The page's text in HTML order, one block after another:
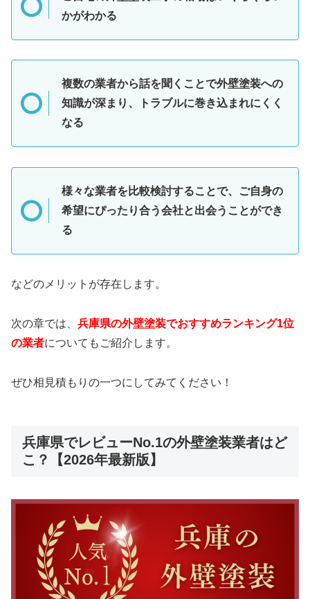
かがわかる
複数の業者から話を聞くことで外壁塗装への
知識が深まり、トラブルに巻き込まれにくく
なる
様々な業者を比較検討することで、ご自身の
希望にぴったり合う会社と出会うことができ
る
などのメリットが存在します。
次の章では、 兵庫県の外壁塗装でおすすめランキング1位
の業者についてもご紹介します。
ぜひ相見積もりの一つにしてみてください！
兵庫県でレビューNo.1の外壁塗装業者はど
こ？【2026年最新版】